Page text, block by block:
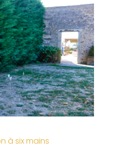
à six mains